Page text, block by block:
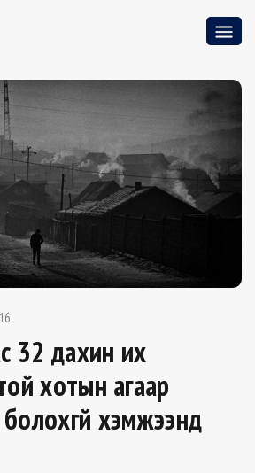
32 дахин их
хотын агаар
хэмжээнд